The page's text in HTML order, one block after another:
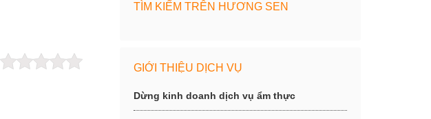
TÌM KIẾM TRÊN HƯƠNG SEN
GIỚI THIỆU DỊCH VỤ
Dừng kinh doanh dịch vụ ẩm thực